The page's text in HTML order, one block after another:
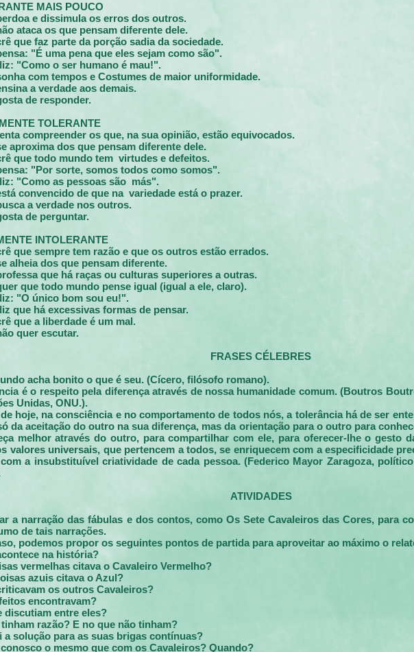
MAIS POUCO
e dissimula os erros dos outros.
ataca os que pensam diferente dele.
que faz parte da porção sadia da sociedade.
"É uma pena que eles sejam como são".
"Como o ser humano é mau!".
com tempos e Costumes de maior uniformidade.
a verdade aos demais.
de responder.
TOLERANTE
compreender os que, na sua opinião, estão equivocados.
aproxima dos que pensam diferente dele.
que todo mundo tem virtudes e defeitos.
"Por sorte, somos todos como somos".
"Como as pessoas são más".
convencido de que na variedade está o prazer.
a verdade nos outros.
de perguntar.
INTOLERANTE
que sempre tem razão e que os outros estão errados.
alheia dos que pensam diferente.
que há raças ou culturas superiores a outras.
que todo mundo pense igual (igual a ele, claro).
"O único bom sou eu!".
que há excessivas formas de pensar.
que a liberdade é um mal.
quer escutar.
FRASES CÉLEBRES
acha bonito o que é seu. (Cícero, filósofo romano).
é o respeito pela diferença através de nossa humanidade comum. (Boutros
Unidas, ONU.).
hoje, na consciência e no comportamento de todos nós, a tolerância há de ser
da aceitação do outro na sua diferença, mas da orientação para o outro para
melhor através do outro, para compartilhar com ele, para oferecer-lhe o gesto
valores universais, que pertencem a todos, se enriquecem com a especificidade
a insubstituível criatividade de cada pessoa. (Federico Mayor Zaragoza,
ATIVIDADES
a narração das fábulas e dos contos, como Os Sete Cavaleiros das Cores, para
de tais narrações.
podemos propor os seguintes pontos de partida para aproveitar ao máximo o
na história?
vermelhas citava o Cavaleiro Vermelho?
azuis citava o Azul?
os outros Cavaleiros?
encontravam?
discutiam entre eles?
tinham razão? E no que não tinham?
a solução para as suas brigas contínuas?
o mesmo que com os Cavaleiros? Quando?